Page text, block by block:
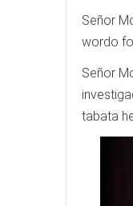
Señor
wordo
Señor
tabata